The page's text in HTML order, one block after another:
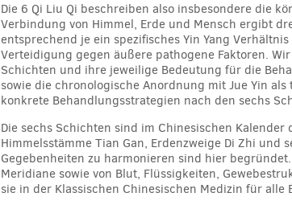
Die 6 Qi Liu Qi beschreiben also insbesondere die
Verbindung von Himmel, Erde und Mensch ergibt
entsprechend je ein spezifisches Yin Yang
Verteidigung gegen äußere pathogene Faktoren.
Schichten und ihre jeweilige Bedeutung für die
sowie die chronologische Anordnung mit Jue Yin
konkrete Behandlungsstrategien nach den sechs
Die sechs Schichten sind im Chinesischen
Himmelsstämme Tian Gan, Erdenzweige Di Zhi
Gegebenheiten zu harmonieren sind hier
Meridiane sowie von Blut, Flüssigkeiten,
sie in der Klassischen Chinesischen Medizin für